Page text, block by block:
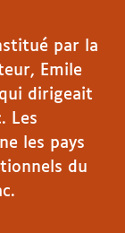
par la
Emile
dirigeait
Les
les pays
du